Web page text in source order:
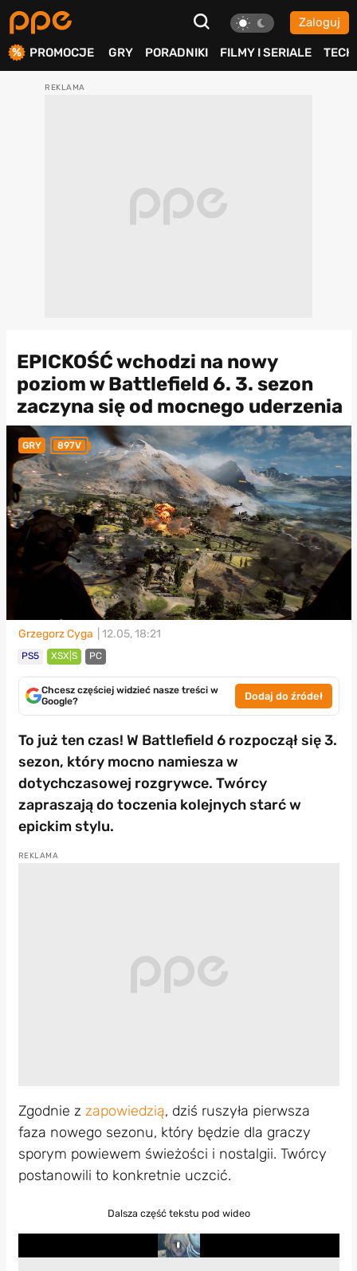
Zaloguj
PROMOCJE GRY PORADNIKI FILMY I SERIALE TECH
EPICKOŚĆ wchodzi na nowy
poziom w Battlefield 6. 3. sezon
zaczyna się od mocnego uderzenia
GRY 897V
Grzegorz Cyga | 12.05, 18:21
PS5 XSX|S PC
Chcesz częściej widzieć nasze treści w
Google?
Dodaj do źródeł
To już ten czas! W Battlefield 6 rozpoczął się 3.
sezon, który mocno namiesza w
dotychczasowej rozgrywce. Twórcy
zapraszają do toczenia kolejnych starć w
epickim stylu.
Zgodnie z zapowiedzią, dziś ruszyła pierwsza
faza nowego sezonu, który będzie dla graczy
sporym powiewem świeżości i nostalgii. Twórcy
postanowili to konkretnie uczcić.
Dalsza część tekstu pod wideo
Play